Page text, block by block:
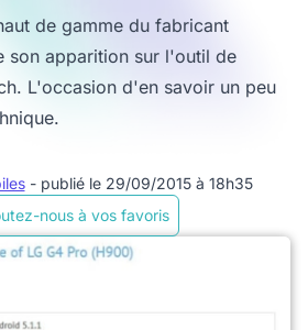
de gamme du fabricant
son apparition sur l'outil de
L'occasion d'en savoir un peu
- publié le 29/09/2015 à 18h35
nous à vos favoris